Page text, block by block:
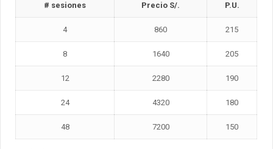
# sesiones Precio S/. P.U.
4 860 215
8 1640 205
12 2280 190
24 4320 180
48 7200 150